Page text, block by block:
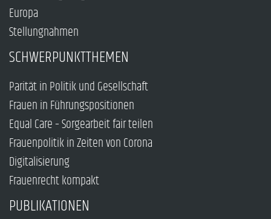
Europa
Stellungnahmen
SCHWERPUNKTTHEMEN
Parität in Politik und Gesellschaft
Frauen in Führungspositionen
Equal Care – Sorgearbeit fair teilen
Frauenpolitik in Zeiten von Corona
Digitalisierung
Frauenrecht kompakt
PUBLIKATIONEN